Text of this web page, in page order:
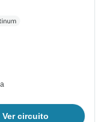
Ver circuito